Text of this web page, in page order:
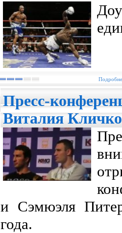
Пресс-
Виталия
и Сэмюэля
года.